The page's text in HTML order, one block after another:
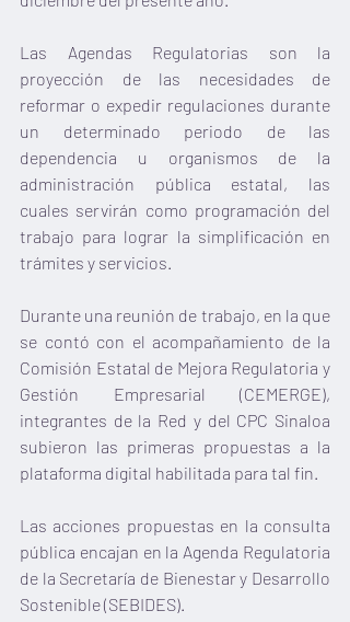
Las Agendas Regulatorias son la
proyección de las necesidades de
reformar o expedir regulaciones durante
un determinado periodo de las
dependencia u organismos de la
administración pública estatal, las
cuales servirán como programación del
trabajo para lograr la simplificación en
trámites y servicios.
Durante una reunión de trabajo, en la que
se contó con el acompañamiento de la
Comisión Estatal de Mejora Regulatoria y
Gestión Empresarial (CEMERGE),
integrantes de la Red y del CPC Sinaloa
subieron las primeras propuestas a la
plataforma digital habilitada para tal fin.
Las acciones propuestas en la consulta
pública encajan en la Agenda Regulatoria
de la Secretaría de Bienestar y Desarrollo
Sostenible (SEBIDES).